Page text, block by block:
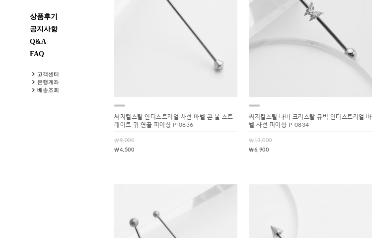
상품후기
공지사항
Q&A
FAQ
고객센터
은행계좌
배송조회
써지컬스틸 인더스트리얼 사선 바벨 콘 볼 스트
레이트 귀 연골 피어싱 P-0836
￦9,000
￦4,500
써지컬스틸 나비 크리스탈 큐빅 인더스트리얼 바
벨 사선 피어싱 P-0834
￦13,000
￦6,900